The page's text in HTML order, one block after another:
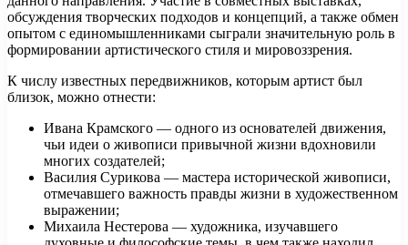
обсуждения творческих подходов и концепций, а также обмен
опытом с единомышленниками сыграли значительную роль в
формировании артистического стиля и мировоззрения.
К числу известных передвижников, которым артист был
близок, можно отнести:
Ивана Крамского — одного из основателей движения,
чьи идеи о живописи привычной жизни вдохновили
многих создателей;
Василия Сурикова — мастера исторической живописи,
отмечавшего важность правды жизни в художественном
выражении;
Михаила Нестерова — художника, изучавшего